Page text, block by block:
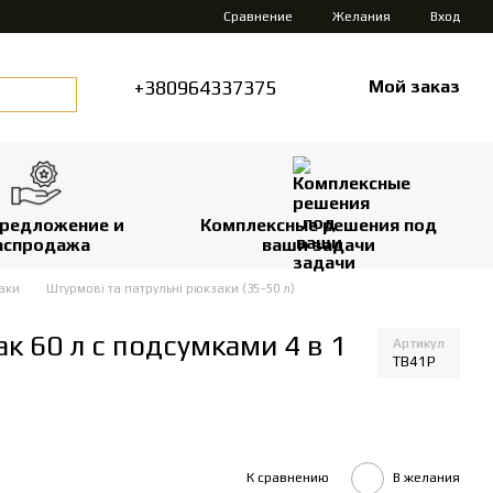
Сравнение Желания Вход
+380964337375 Мой заказ
и
Комплексные решения под
ваши задачи
Штурмові та патрульні рюкзаки (35–50 л)
60 л с подсумками 4 в 1 Артикул
TB41P
К сравнению В желания